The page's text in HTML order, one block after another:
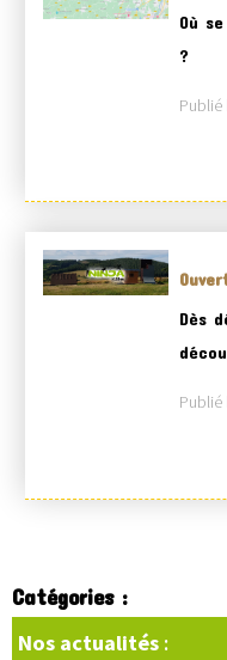
Où
?
Publié
Dès
Publié
Catégories :
Nos actualités :